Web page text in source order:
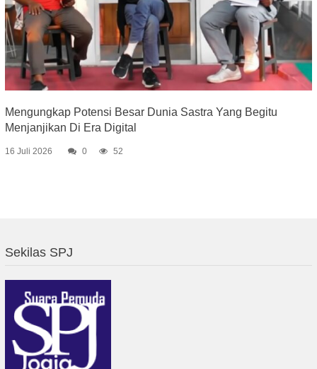
Mengungkap Potensi Besar Dunia Sastra Yang Begitu
Menjanjikan Di Era Digital
16 Juli 2026 0 52
Sekilas SPJ